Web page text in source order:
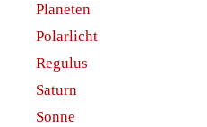
Planeten
Polarlicht
Regulus
Saturn
Sonne